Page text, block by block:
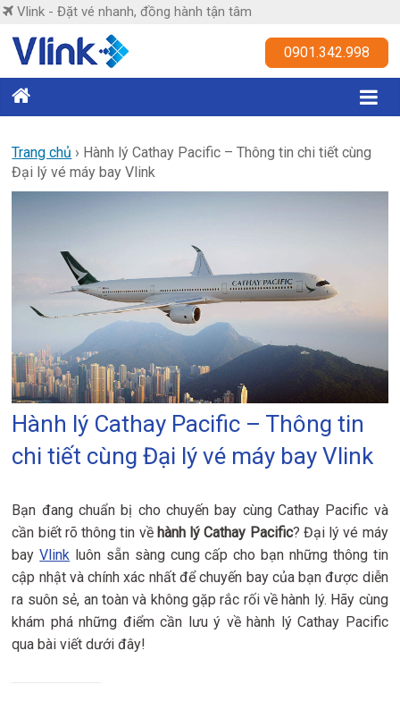
Skip
content
Vlink - Đặt vé nhanh, đồng hành tận tâm
Vlink
nhanh,
đồng
hành
0901.342.998
Trang chủ › Hành lý Cathay Pacific – Thông tin chi tiết cùng
Đại lý vé máy bay Vlink
Hành lý Cathay Pacific – Thông tin
chi tiết cùng Đại lý vé máy bay Vlink
Bạn đang chuẩn bị cho chuyến bay cùng Cathay Pacific và
cần biết rõ thông tin về hành lý Cathay Pacific? Đại lý vé máy
bayVlink luôn sẵn sàng cung cấp cho bạn những thông tin
cập nhật và chính xác nhất để chuyến bay của bạn được diễn
ra suôn sẻ, an toàn và không gặp rắc rối về hành lý. Hãy cùng
khám phá những điểm cần lưu ý về hành lý Cathay Pacific
qua bài viết dưới đây!